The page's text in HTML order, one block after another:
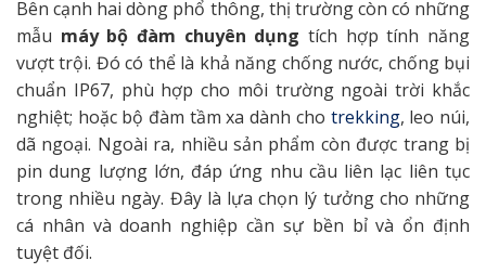
Bên cạnh hai dòng phổ thông, thị trường còn có những
mẫu máy bộ đàm chuyên dụng tích hợp tính năng
vượt trội. Đó có thể là khả năng chống nước, chống bụi
chuẩn IP67, phù hợp cho môi trường ngoài trời khắc
nghiệt; hoặc bộ đàm tầm xa dành cho trekking, leo núi,
dã ngoại. Ngoài ra, nhiều sản phẩm còn được trang bị
pin dung lượng lớn, đáp ứng nhu cầu liên lạc liên tục
trong nhiều ngày. Đây là lựa chọn lý tưởng cho những
cá nhân và doanh nghiệp cần sự bền bỉ và ổn định
tuyệt đối.